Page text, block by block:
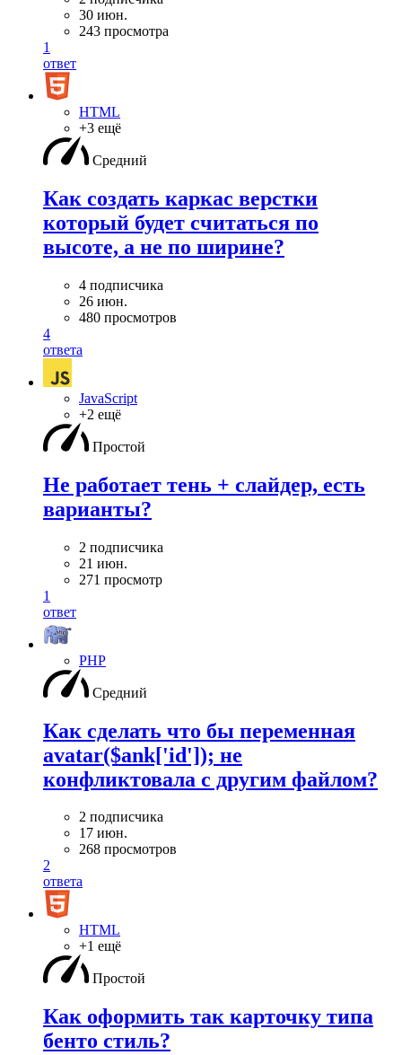
30 июн.
243 просмотра
1
ответ
HTML
+3 ещё
Средний
Как создать каркас верстки
который будет считаться по
высоте, а не по ширине?
4 подписчика
26 июн.
480 просмотров
4
ответа
JavaScript
+2 ещё
Простой
Не работает тень + слайдер, есть
варианты?
2 подписчика
21 июн.
271 просмотр
1
ответ
PHP
Средний
Как сделать что бы переменная
avatar($ank['id']); не
конфликтовала с другим файлом?
2 подписчика
17 июн.
268 просмотров
2
ответа
HTML
+1 ещё
Простой
Как оформить так карточку типа
бенто стиль?